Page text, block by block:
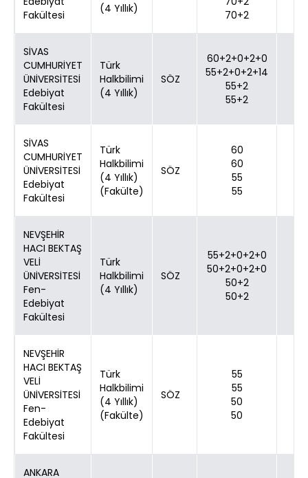
Fakültesi
(4 Yıllık)
70+2
SİVAS
CUMHURİYET
ÜNİVERSİTESİ
Edebiyat
Fakültesi
Türk
Halkbilimi
(4 Yıllık)
SÖZ
60+2+0+2+0
55+2+0+2+14
55+2
55+2
SİVAS
CUMHURİYET
ÜNİVERSİTESİ
Edebiyat
Fakültesi
Türk
Halkbilimi
(4 Yıllık)
(Fakülte)
SÖZ
60
60
55
55
NEVŞEHİR
HACI BEKTAŞ
VELİ
ÜNİVERSİTESİ
Fen-
Edebiyat
Fakültesi
Türk
Halkbilimi
(4 Yıllık)
SÖZ
55+2+0+2+0
50+2+0+2+0
50+2
50+2
NEVŞEHİR
HACI BEKTAŞ
VELİ
ÜNİVERSİTESİ
Fen-
Edebiyat
Fakültesi
Türk
Halkbilimi
(4 Yıllık)
(Fakülte)
SÖZ
55
55
50
50
ANKARA